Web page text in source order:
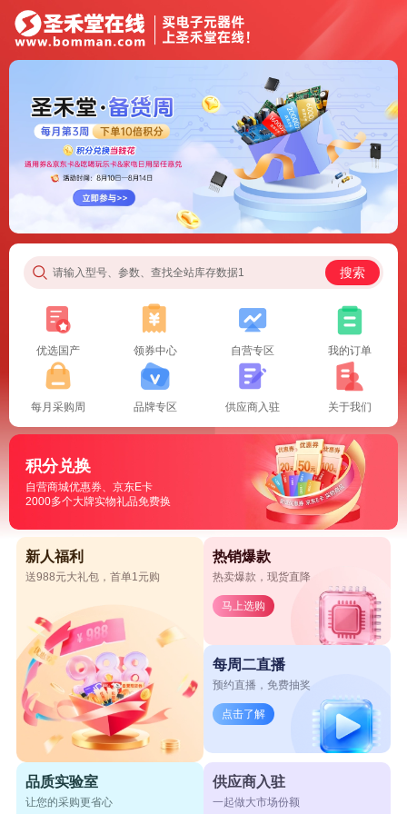
请输入型号、参数、查找全站库存数据1 搜索
优选国产 领券中心 自营专区 我的订单
每月采购周 品牌专区 供应商入驻 关于我们
积分兑换
自营商城优惠券、京东E卡
2000多个大牌实物礼品免费换
新人福利
送988元大礼包，首单1元购
热销爆款
热卖爆款，现货直降
马上选购
每周二直播
预约直播，免费抽奖
点击了解
品质实验室
让您的采购更省心
供应商入驻
一起做大市场份额